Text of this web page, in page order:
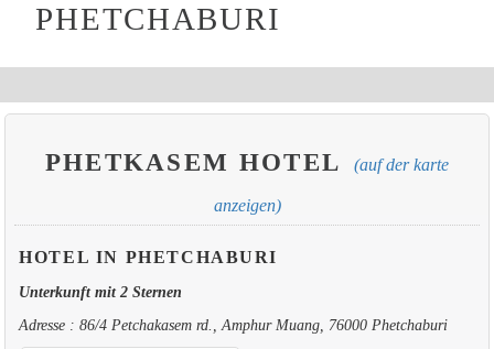
PHETCHABURI
PHETKASEM HOTEL (auf der karte
anzeigen)
HOTEL IN PHETCHABURI
Unterkunft mit 2 Sternen
Adresse : 86/4 Petchakasem rd., Amphur Muang, 76000 Phetchaburi